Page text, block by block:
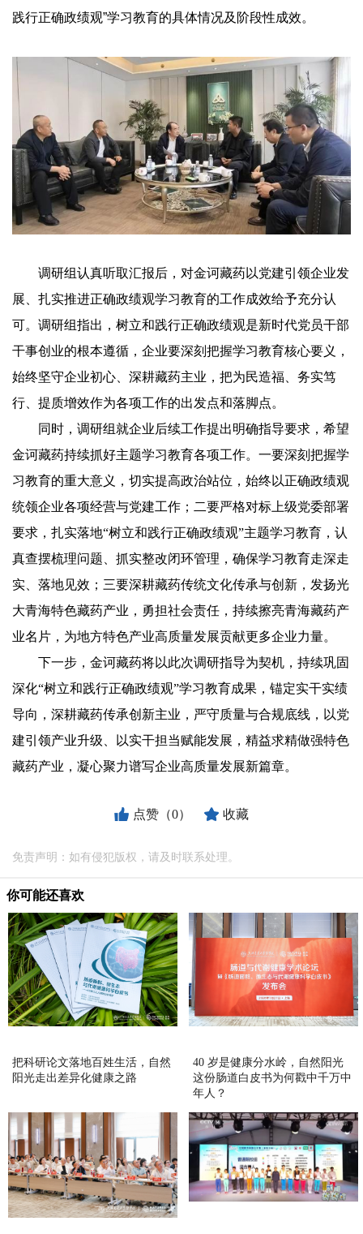
践行正确政绩观”学习教育的具体情况及阶段性成效。
调研组认真听取汇报后，对金诃藏药以党建引领企业发
展、扎实推进正确政绩观学习教育的工作成效给予充分认
可。调研组指出，树立和践行正确政绩观是新时代党员干部
干事创业的根本遵循，企业要深刻把握学习教育核心要义，
始终坚守企业初心、深耕藏药主业，把为民造福、务实笃
行、提质增效作为各项工作的出发点和落脚点。
同时，调研组就企业后续工作提出明确指导要求，希望
金诃藏药持续抓好主题学习教育各项工作。一要深刻把握学
习教育的重大意义，切实提高政治站位，始终以正确政绩观
统领企业各项经营与党建工作；二要严格对标上级党委部署
要求，扎实落地“树立和践行正确政绩观”主题学习教育，认
真查摆梳理问题、抓实整改闭环管理，确保学习教育走深走
实、落地见效；三要深耕藏药传统文化传承与创新，发扬光
大青海特色藏药产业，勇担社会责任，持续擦亮青海藏药产
业名片，为地方特色产业高质量发展贡献更多企业力量。
下一步，金诃藏药将以此次调研指导为契机，持续巩固
深化“树立和践行正确政绩观”学习教育成果，锚定实干实绩
导向，深耕藏药传承创新主业，严守质量与合规底线，以党
建引领产业升级、以实干担当赋能发展，精益求精做强特色
藏药产业，凝心聚力谱写企业高质量发展新篇章。
点赞（0） 收藏
免责声明：如有侵犯版权，请及时联系处理。
你可能还喜欢
把科研论文落地百姓生活，自然
阳光走出差异化健康之路
40 岁是健康分水岭，自然阳光
这份肠道白皮书为何戳中千万中
年人？